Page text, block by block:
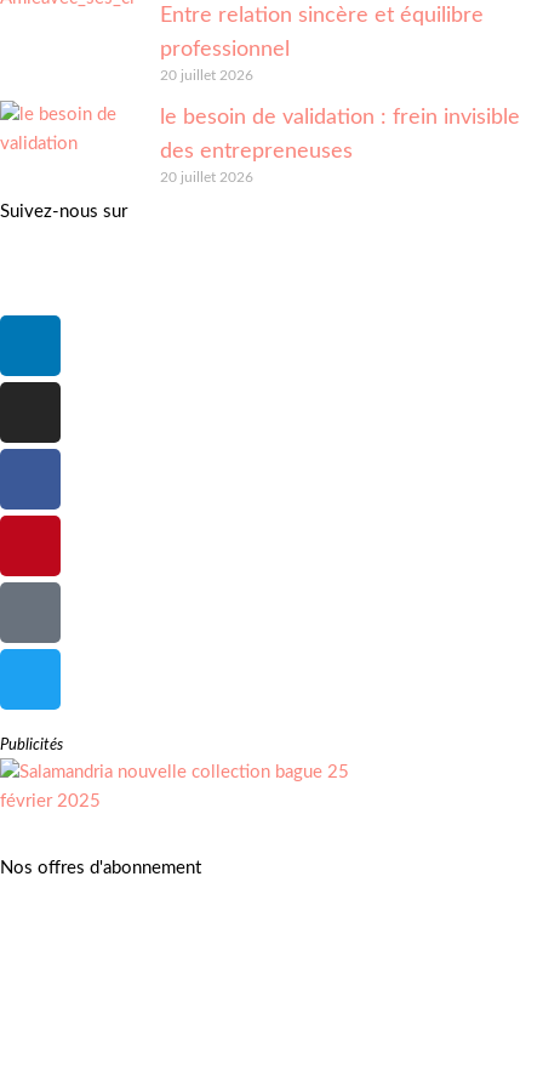
Entre relation sincère et équilibre
professionnel
20 juillet 2026
le besoin de validation : frein invisible
des entrepreneuses
20 juillet 2026
Suivez-nous sur
Publicités
Nos offres d'abonnement